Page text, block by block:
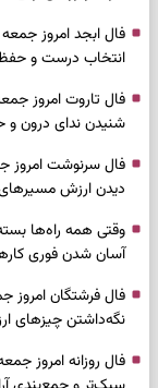
انتخاب درست و
شنیدن ندای درون
دیدن ارزش مسیرهای
وقتی همه راه‌ها
آسان شدن فوری
نگه‌داشتن چیزهای